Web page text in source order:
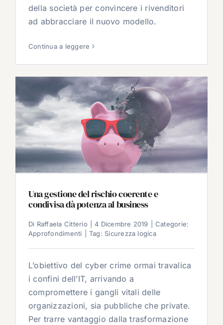
della società per convincere i rivenditori
ad abbracciare il nuovo modello.
Continua a leggere
Una gestione del rischio coerente e
condivisa dà potenza al business
Di Raffaela Citterio 4 Dicembre 2019
Categorie:
Approfondimenti
Tag: Sicurezza logica
L’obiettivo del cyber crime ormai travalica
i confini dell’IT, arrivando a
compromettere i gangli vitali delle
organizzazioni, sia pubbliche che private.
Per trarre vantaggio dalla trasformazione